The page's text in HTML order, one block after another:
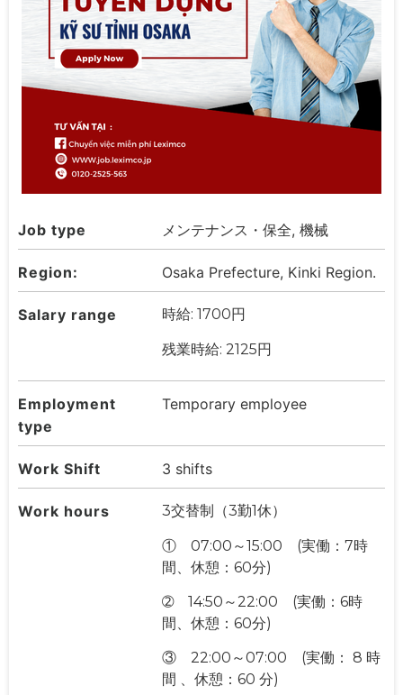
Job type メンテナンス・保全, 機械
Region: Osaka Prefecture, Kinki Region.
Salary range 時給: 1700円
残業時給: 2125円
Employment
type
Temporary employee
Work Shift 3 shifts
Work hours 3交替制（3勤1休）
① 07:00～15:00 (実働：7時
間、休憩：60分)
➁ 14:50～22:00 (実働：6時
間、休憩：60分)
③ 22:00～07:00 (実働： 8 時
間 、休憩：60 分)